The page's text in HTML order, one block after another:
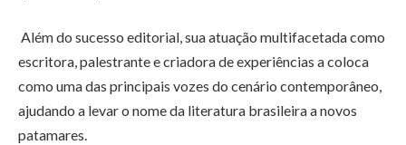
Além do sucesso editorial, sua atuação multifacetada como
escritora, palestrante e criadora de experiências a coloca
como uma das principais vozes do cenário contemporâneo,
ajudando a levar o nome da literatura brasileira a novos
patamares.